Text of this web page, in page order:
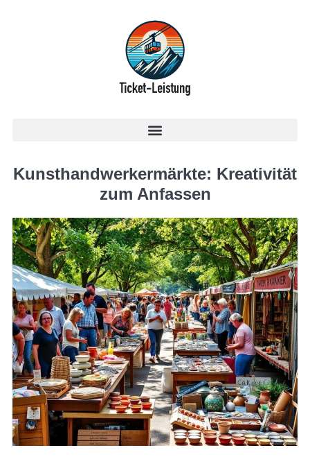
Kunsthandwerkermärkte: Kreativität
zum Anfassen